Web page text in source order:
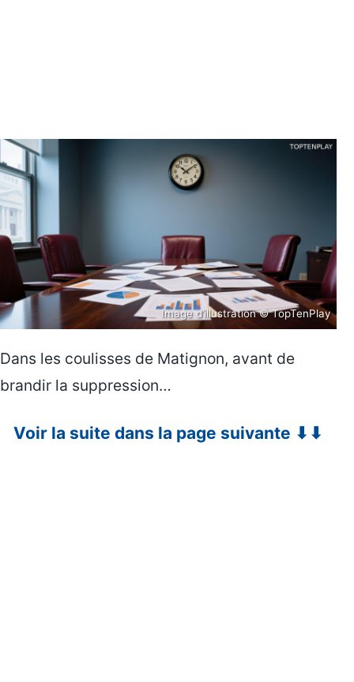
Image d’illustration © TopTenPlay
Dans les coulisses de Matignon, avant de
brandir la suppression…
Voir la suite dans la page suivante ⬇⬇